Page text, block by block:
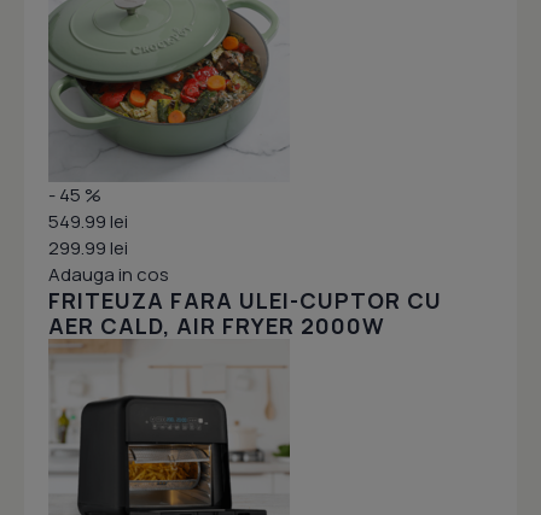
- 45 %
549.99 lei
299.99 lei
Adauga in cos
FRITEUZA FARA ULEI-CUPTOR CU
AER CALD, AIR FRYER 2000W